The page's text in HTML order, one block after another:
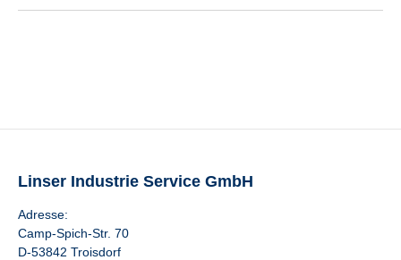
Linser Industrie Service GmbH
Adresse:
Camp-Spich-Str. 70
D-53842 Troisdorf